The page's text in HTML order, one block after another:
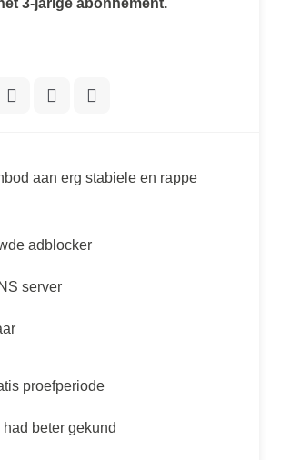
aan erg stabiele en rappe
adblocker
server
proefperiode
had beter gekund